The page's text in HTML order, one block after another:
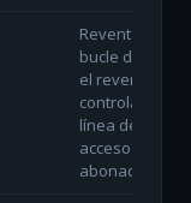
Reventa con
bucle directo:
el revendedor
controla la
línea de
acceso del
abonado.